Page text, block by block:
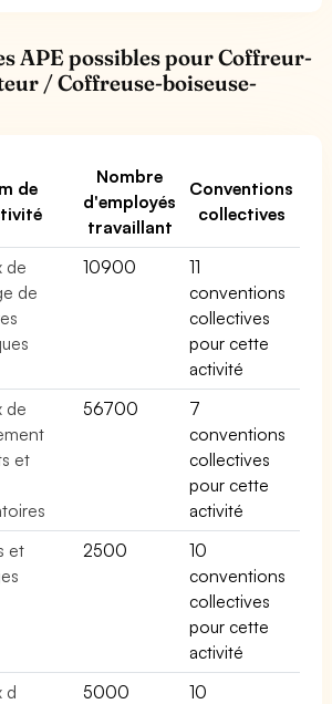
APE possibles pour Coffreur-
/ Coffreuse-boiseuse-
de
Nombre
d'employés
travaillant
Conventions
collectives
de
de
10900
11
conventions
collectives
pour cette
activité
de
et
56700
7
conventions
collectives
pour cette
activité
et
2500
10
conventions
collectives
pour cette
activité
d
5000
10